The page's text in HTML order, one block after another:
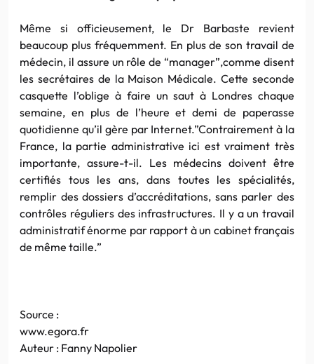
Même si officieusement, le Dr Barbaste revient
beaucoup plus fréquemment. En plus de son travail de
médecin, il assure un rôle de “manager”,comme disent
les secrétaires de la Maison Médicale. Cette seconde
casquette l’oblige à faire un saut à Londres chaque
semaine, en plus de l’heure et demi de paperasse
quotidienne qu’il gère par Internet.”Contrairement à la
France, la partie administrative ici est vraiment très
importante, assure-t-il. Les médecins doivent être
certifiés tous les ans, dans toutes les spécialités,
remplir des dossiers d’accréditations, sans parler des
contrôles réguliers des infrastructures. Il y a un travail
administratif énorme par rapport à un cabinet français
de même taille.”
Source :
www.egora.fr
Auteur : Fanny Napolier